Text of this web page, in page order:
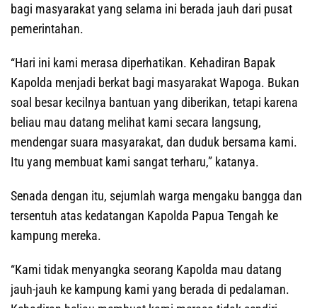
bagi masyarakat yang selama ini berada jauh dari pusat
pemerintahan.
“Hari ini kami merasa diperhatikan. Kehadiran Bapak
Kapolda menjadi berkat bagi masyarakat Wapoga. Bukan
soal besar kecilnya bantuan yang diberikan, tetapi karena
beliau mau datang melihat kami secara langsung,
mendengar suara masyarakat, dan duduk bersama kami.
Itu yang membuat kami sangat terharu,” katanya.
Senada dengan itu, sejumlah warga mengaku bangga dan
tersentuh atas kedatangan Kapolda Papua Tengah ke
kampung mereka.
“Kami tidak menyangka seorang Kapolda mau datang
jauh-jauh ke kampung kami yang berada di pedalaman.